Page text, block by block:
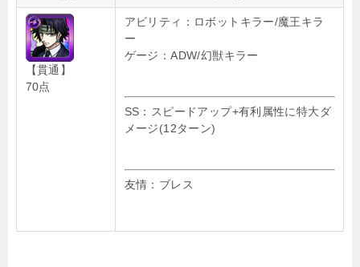
【貫通】
70点
アビリティ：ロボットキラー/魔王キラ
ー
ゲージ：ADW/幻獣キラー
SS：スピードアップ+有利属性に特大ダ
メージ(12ターン)
友情：ブレス